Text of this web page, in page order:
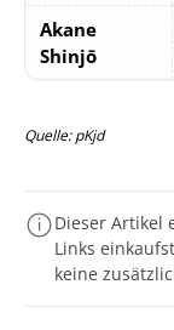
Akane
Shinjō
Quelle: pKjd
Dieser Artikel
Links
keine